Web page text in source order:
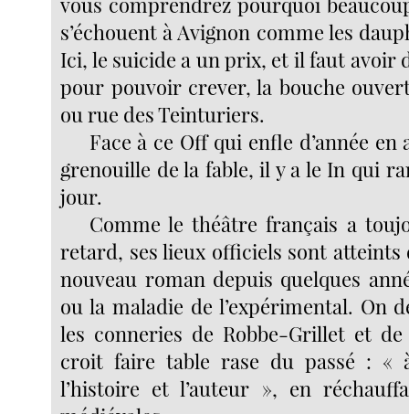
s’échouent à Avignon comme les
Ici, le suicide a un prix, et il faut avoir
pour pouvoir crever, la bouche
ou rue des Teinturiers.
Face à ce Off qui enfle d’année en
grenouille de la fable, il y a le In qui
jour.
Comme le théâtre français a
retard, ses lieux officiels sont
nouveau roman depuis quelques
ou la maladie de l’expérimental. On
les conneries de Robbe-Grillet et
croit faire table rase du passé : «
l’histoire et l’auteur », en